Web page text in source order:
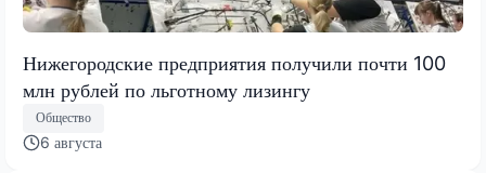
Нижегородские предприятия получили почти 100
млн рублей по льготному лизингу
Общество
6 августа